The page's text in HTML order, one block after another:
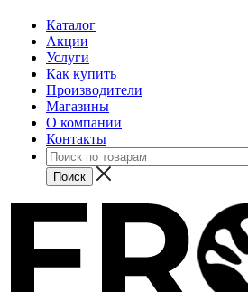
Каталог
Акции
Услуги
Как купить
Производители
Магазины
О компании
Контакты